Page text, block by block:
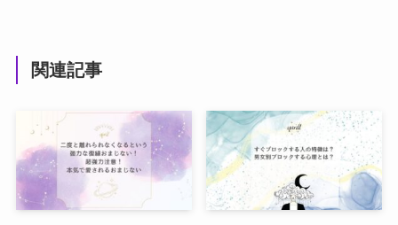
関連記事